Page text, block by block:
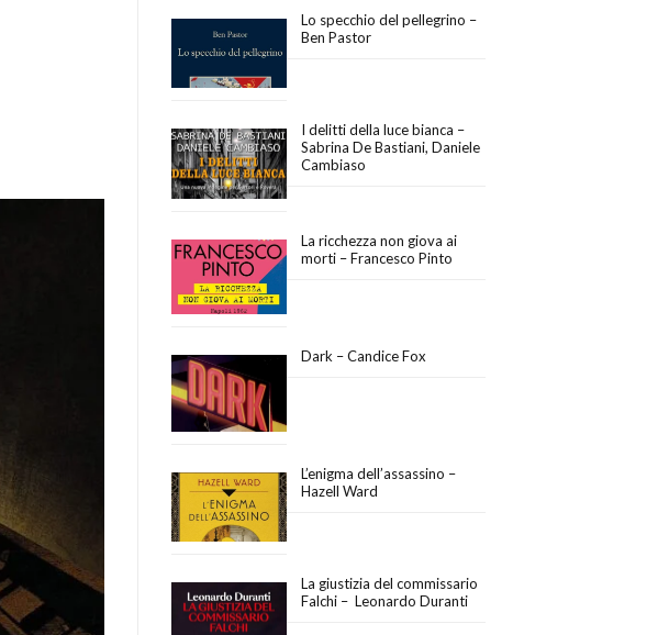
Lo specchio del pellegrino –
Ben Pastor
I delitti della luce bianca –
Sabrina De Bastiani, Daniele
Cambiaso
La ricchezza non giova ai
morti – Francesco Pinto
Dark – Candice Fox
L’enigma dell’assassino –
Hazell Ward
La giustizia del commissario
Falchi – Leonardo Duranti